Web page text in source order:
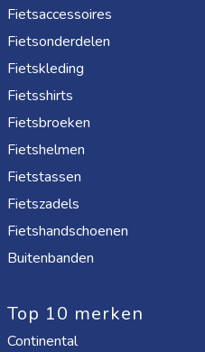
Fietsaccessoires
Fietsonderdelen
Fietskleding
Fietsshirts
Fietsbroeken
Fietshelmen
Fietstassen
Fietszadels
Fietshandschoenen
Buitenbanden
Top 10 merken
Continental